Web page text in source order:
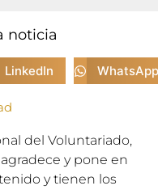
noticia
LinkedIn WhatsApp
del Voluntariado,
y pone en
y tienen los